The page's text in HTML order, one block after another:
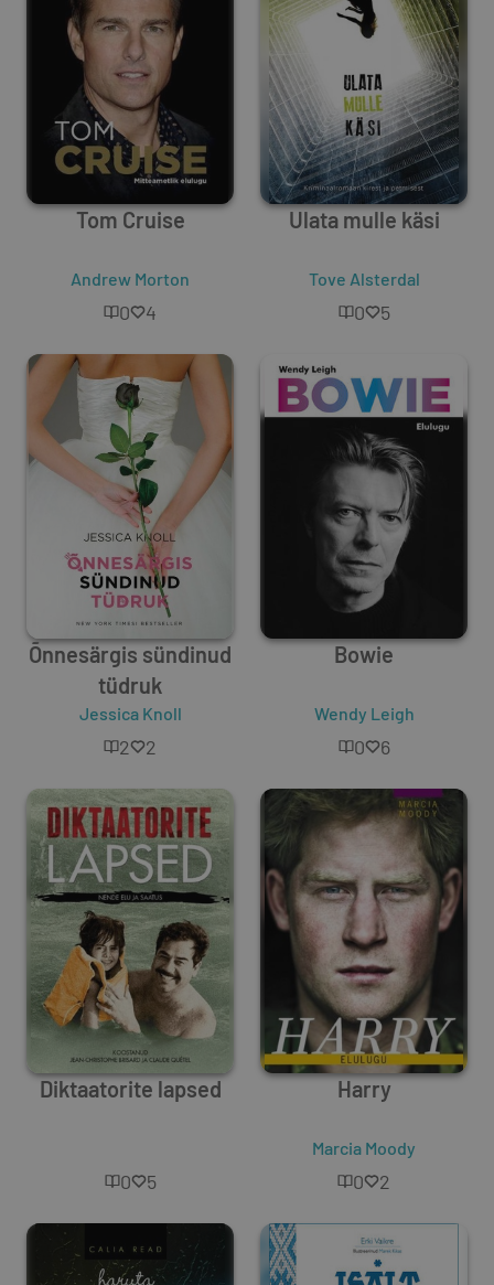
Tom Cruise
Andrew Morton
0 4
Ulata mulle käsi
Tove Alsterdal
0 5
Õnnesärgis sündinud
tüdruk
Jessica Knoll
2 2
Bowie
Wendy Leigh
0 6
Diktaatorite lapsed
0 5
Harry
Marcia Moody
0 2